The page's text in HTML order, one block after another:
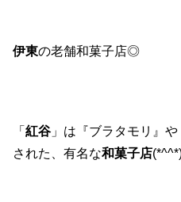
伊東の老舗和菓子店◎
「 紅谷 」は『ブラタモリ』
された、有名な和菓子店